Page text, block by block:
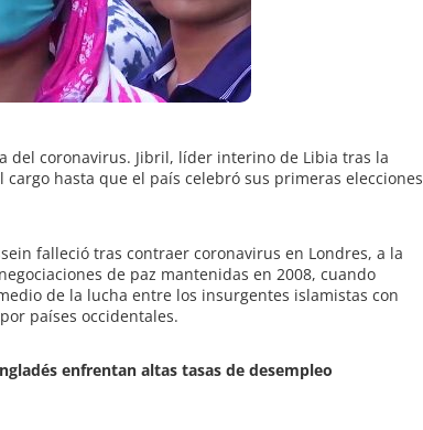
del coronavirus. Jibril, líder interino de Libia tras la
hasta que el país celebró sus primeras elecciones
falleció tras contraer coronavirus en Londres, a la
de paz mantenidas en 2008, cuando
de la lucha entre los insurgentes islamistas con
países occidentales.
enfrentan altas tasas de desempleo